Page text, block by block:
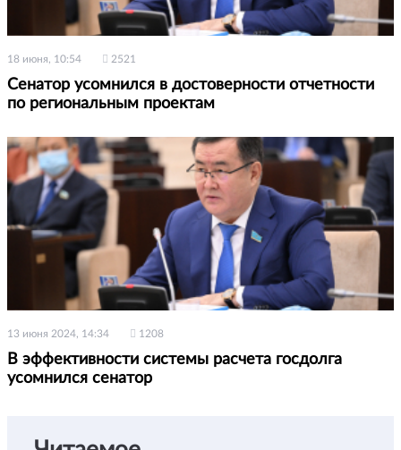
18 июня, 10:54 2521
Сенатор усомнился в достоверности отчетности
по региональным проектам
13 июня 2024, 14:34 1208
В эффективности системы расчета госдолга
усомнился сенатор